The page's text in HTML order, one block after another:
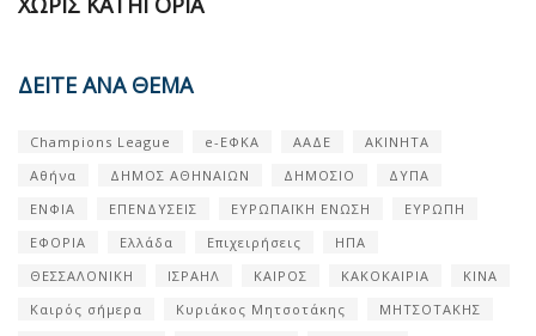
ΔΕΙΤΕ ΑΝΑ ΘΕΜΑ
Champions League e-ΕΦΚΑ ΑΑΔΕ
ΑΚΙΝΗΤΑ
Αθήνα
ΔΗΜΟΣ ΑΘΗΝΑΙΩΝ ΔΗΜΟΣΙΟ
ΔΥΠΑ
ΕΝΦΙΑ
ΕΠΕΝΔΥΣΕΙΣ ΕΥΡΩΠΑΪΚΗ ΕΝΩΣΗ
ΕΥΡΩΠΗ
ΕΦΟΡΙΑ
Ελλάδα Επιχειρήσεις
ΗΠΑ
ΘΕΣΣΑΛΟΝΙΚΗ
ΙΣΡΑΗΛ ΚΑΙΡΟΣ ΚΑΚΟΚΑΙΡΙΑ
ΚΙΝΑ
Καιρός σήμερα
Κυριάκος Μητσοτάκης
ΜΗΤΣΟΤΑΚΗΣ